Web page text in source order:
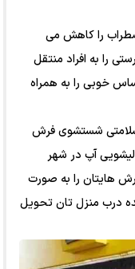
را کاهش می
را به افراد منتقل
خوبی را به همراه
سلامتی شستشوی فرش
آپ در شهر
تنها ظرف مدت 2 تا 3 روز، فرش هایتان را به صورت
درب منزل تان تحویل